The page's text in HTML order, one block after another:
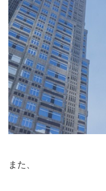
また、